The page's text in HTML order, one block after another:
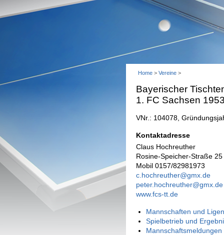
Home > Vereine >
Bayerischer
1. FC Sachsen
VNr.: 104078,
Kontaktadresse
Claus Hochreuther
Rosine-Speicher-Straße
Mobil 0157/82981973
c.hochreuther@gmx.de
peter.hochreuther@gmx.de
www.fcs-tt.de
Mannschaften und
Spielbetrieb und